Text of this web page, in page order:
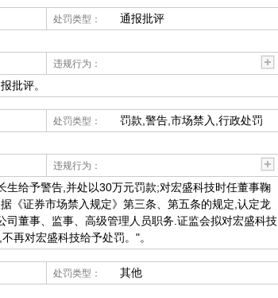
处罚类型： 通报批评
违规行为：
批评。
处罚类型： 罚款,警告,市场禁入,行政处罚
违规行为：
给予警告,并处以30万元罚款;对宏盛科技时任董事鞠
《证券市场禁入规定》第三条、第五条的规定,认定龙
董事、监事、高级管理人员职务.证监会拟对宏盛科技
再对宏盛科技给予处罚。"。
处罚类型： 其他